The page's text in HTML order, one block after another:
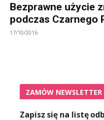
Bezprawne użycie
podczas Czarnego
17/10/2016
ZAMÓW NEWSLETTER
Zapisz się na listę